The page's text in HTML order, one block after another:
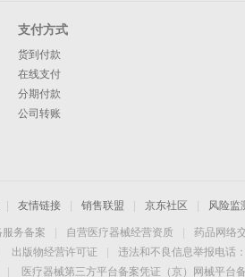
支付方式
货到付款
在线支付
分期付款
公司转账
友情链接 销售联盟 京东社区 风险监
务备案 自营医疗器械经营资质
药品网络
出版物经营许可证
违法和不良信息举报电话
医疗器械第三方平台备案凭证（京）网械平台